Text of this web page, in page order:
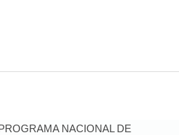
NACIONAL DE